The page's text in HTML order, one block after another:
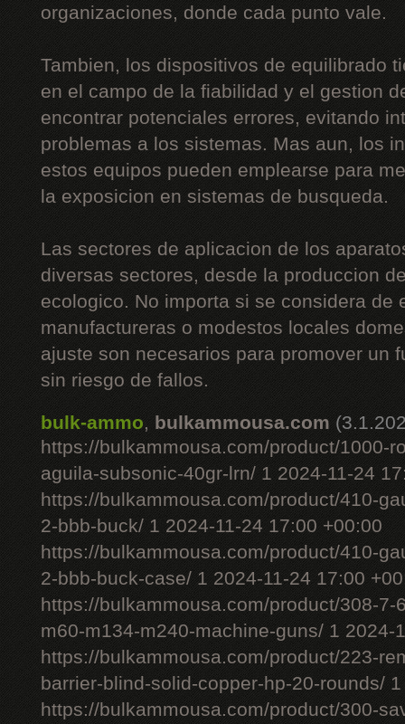
organizaciones, donde cada punto vale.
Tambien, los dispositivos de equilibrado
en el campo de la fiabilidad y el gestion
encontrar potenciales errores, evitando
problemas a los sistemas. Mas aun, los
estos equipos pueden emplearse para
la exposicion en sistemas de busqueda.
Las sectores de aplicacion de los
diversas sectores, desde la produccion
ecologico. No importa si se considera de
manufactureras o modestos locales
ajuste son necesarios para promover un
sin riesgo de fallos.
bulk-ammo, bulkammousa.com
https://bulkammousa.com/product/1000-
aguila-subsonic-40gr-lrn/ 1 2024-11-24
https://bulkammousa.com/product/410-
2-bbb-buck/ 1 2024-11-24 17:00 +00:00
https://bulkammousa.com/product/410-
2-bbb-buck-case/ 1 2024-11-24 17:00
https://bulkammousa.com/product/308-7-
m60-m134-m240-machine-guns/ 1 2024-
https://bulkammousa.com/product/223-
barrier-blind-solid-copper-hp-20-rounds/
https://bulkammousa.com/product/300-